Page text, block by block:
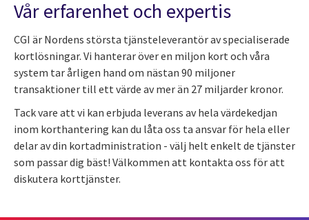
Vår erfarenhet och expertis
CGI är Nordens största tjänsteleverantör av specialiserade
kortlösningar. Vi hanterar över en miljon kort och våra
system tar årligen hand om nästan 90 miljoner
transaktioner till ett värde av mer än 27 miljarder kronor.
Tack vare att vi kan erbjuda leverans av hela värdekedjan
inom korthantering kan du låta oss ta ansvar för hela eller
delar av din kortadministration - välj helt enkelt de tjänster
som passar dig bäst! Välkommen att kontakta oss för att
diskutera korttjänster.